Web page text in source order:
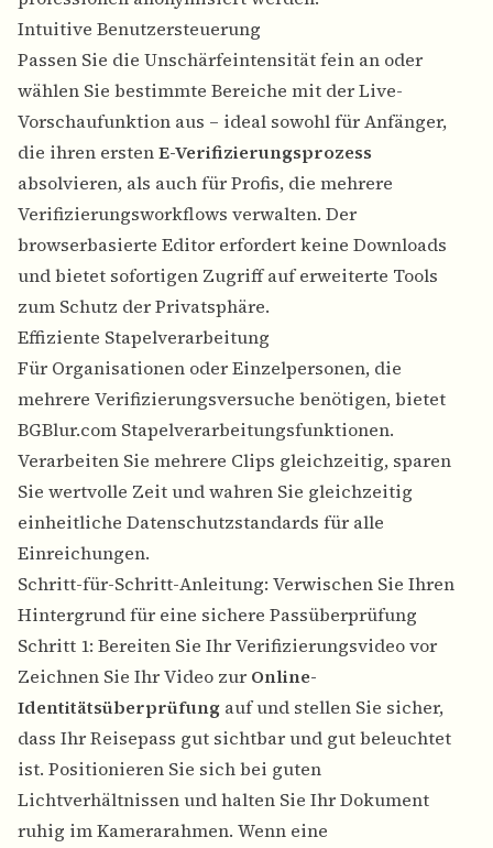
Intuitive Benutzersteuerung
Passen Sie die Unschärfeintensität fein an oder
wählen Sie bestimmte Bereiche mit der Live-
Vorschaufunktion aus – ideal sowohl für Anfänger,
die ihren erstenE-Verifizierungsprozess
absolvieren, als auch für Profis, die mehrere
Verifizierungsworkflows verwalten. Der
browserbasierte Editor erfordert keine Downloads
und bietet sofortigen Zugriff auf erweiterte Tools
zum Schutz der Privatsphäre.
Effiziente Stapelverarbeitung
Für Organisationen oder Einzelpersonen, die
mehrere Verifizierungsversuche benötigen, bietet
BGBlur.com Stapelverarbeitungsfunktionen.
Verarbeiten Sie mehrere Clips gleichzeitig, sparen
Sie wertvolle Zeit und wahren Sie gleichzeitig
einheitliche Datenschutzstandards für alle
Einreichungen.
Schritt-für-Schritt-Anleitung: Verwischen Sie Ihren
Hintergrund für eine sichere Passüberprüfung
Schritt 1: Bereiten Sie Ihr Verifizierungsvideo vor
Zeichnen Sie Ihr Video zur Online-
Identitätsüberprüfung auf und stellen Sie sicher,
dass Ihr Reisepass gut sichtbar und gut beleuchtet
ist. Positionieren Sie sich bei guten
Lichtverhältnissen und halten Sie Ihr Dokument
ruhig im Kamerarahmen. Wenn eine